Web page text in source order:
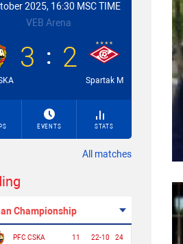
2025, 16:30 MSC TIME
VEB Arena
3 2
Spartak M
EVENTS STATS
All matches
Championship
PFC CSKA 11 22-10 24